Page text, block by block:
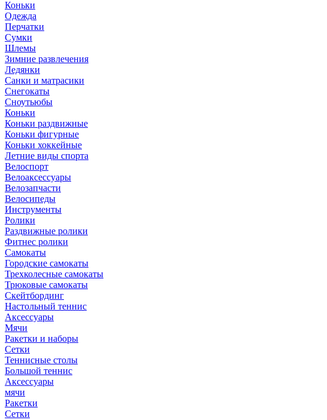
Коньки
Одежда
Перчатки
Сумки
Шлемы
Зимние развлечения
Ледянки
Санки и матрасики
Снегокаты
Сноутьюбы
Коньки
Коньки раздвижные
Коньки фигурные
Коньки хоккейные
Летние виды спорта
Велоспорт
Велоаксессуары
Велозапчасти
Велосипеды
Инструменты
Ролики
Раздвижные ролики
Фитнес ролики
Самокаты
Городские самокаты
Трехколесные самокаты
Трюковые самокаты
Скейтбординг
Настольный теннис
Аксессуары
Мячи
Ракетки и наборы
Сетки
Теннисные столы
Большой теннис
Аксессуары
мячи
Ракетки
Сетки